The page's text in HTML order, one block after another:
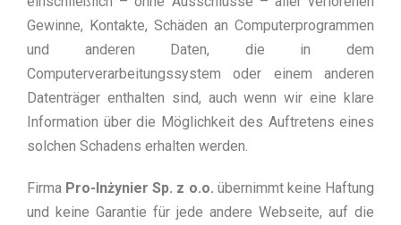
Gewinne, Kontakte, Schäden an Computerprogrammen
und anderen Daten, die in dem
Computerverarbeitungssystem oder einem anderen
Datenträger enthalten sind, auch wenn wir eine klare
Information über die Möglichkeit des Auftretens eines
solchen Schadens erhalten werden.
Firma Pro-Inżynier Sp. z o.o. übernimmt keine Haftung
und keine Garantie für jede andere Webseite, auf die